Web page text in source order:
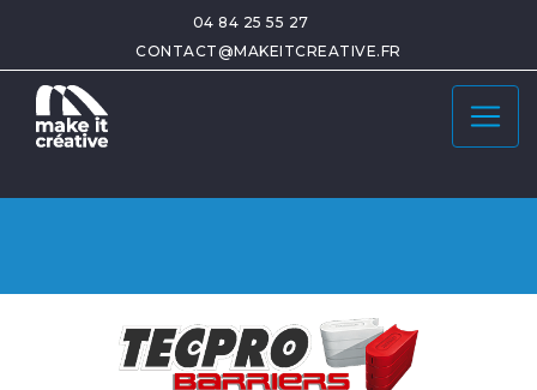
04 84 25 55 27
CONTACT@MAKEITCREATIVE.FR